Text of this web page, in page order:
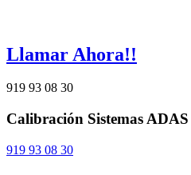
Llamar Ahora!!
919 93 08 30
Calibración Sistemas
919 93 08 30